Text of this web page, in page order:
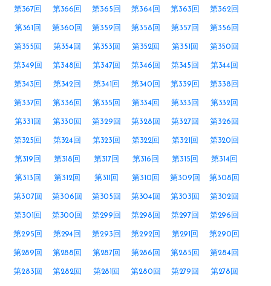
第367回 第366回 第365回 第364回 第363回 第362回
第361回 第360回 第359回 第358回 第357回 第356回
第355回 第354回 第353回 第352回 第351回 第350回
第349回 第348回 第347回 第346回 第345回 第344回
第343回 第342回 第341回 第340回 第339回 第338回
第337回 第336回 第335回 第334回 第333回 第332回
第331回 第330回 第329回 第328回 第327回 第326回
第325回 第324回 第323回 第322回 第321回 第320回
第319回 第318回 第317回 第316回 第315回 第314回
第313回 第312回 第311回 第310回 第309回 第308回
第307回 第306回 第305回 第304回 第303回 第302回
第301回 第300回 第299回 第298回 第297回 第296回
第295回 第294回 第293回 第292回 第291回 第290回
第289回 第288回 第287回 第286回 第285回 第284回
第283回 第282回 第281回 第280回 第279回 第278回